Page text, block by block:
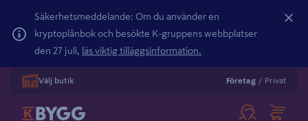
Säkerhetsmeddelande: Om du använder en
kryptoplånbok och besökte K-gruppens webbplatser
den 27 juli, läs viktig tilläggsinformation.
Välj butik Företag / Privat